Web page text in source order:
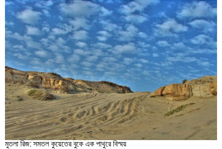
মুতলা রিজ: সমতল কুয়েতের বুকে এক পাথুরে বিস্ময়